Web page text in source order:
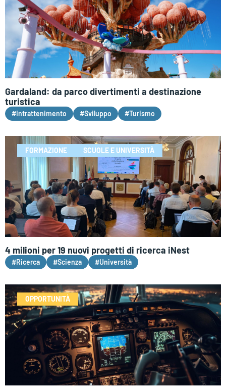
Gardaland: da parco divertimenti a destinazione
turistica
#Intrattenimento #Sviluppo #Turismo
FORMAZIONE SCUOLE E UNIVERSITÀ
4 milioni per 19 nuovi progetti di ricerca iNest
#Ricerca #Scienza #Università
OPPORTUNITÀ